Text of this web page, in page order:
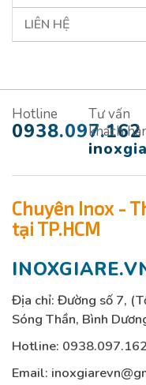
LIÊN HỆ
Hotline
0938.097.162
Tư vấn
khách
Chuyên Inox -
tại TP.HCM
Địa chỉ: Đường số 7,
Sóng Thần, Bình
Hotline:
Email: